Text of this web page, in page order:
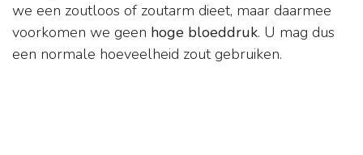
we een zoutloos of zoutarm dieet, maar daarmee
voorkomen we geen hoge bloeddruk. U mag dus
een normale hoeveelheid zout gebruiken.